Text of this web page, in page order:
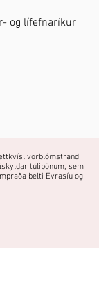
og lífefnaríkur
vorblómstrandi
túlipönum, sem
belti Evrasíu og